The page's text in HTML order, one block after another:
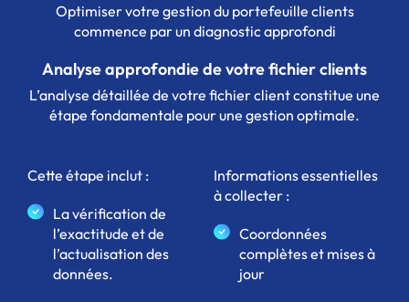
Optimiser votre gestion du portefeuille clients
commence par un diagnostic approfondi
Analyse approfondie de votre fichier clients
L’analyse détaillée de votre fichier client constitue une
étape fondamentale pour une gestion optimale.
Cette étape inclut :
La vérification de
l’exactitude et de
l’actualisation des
données.
Informations essentielles
à collecter :
Coordonnées
complètes et mises à
jour